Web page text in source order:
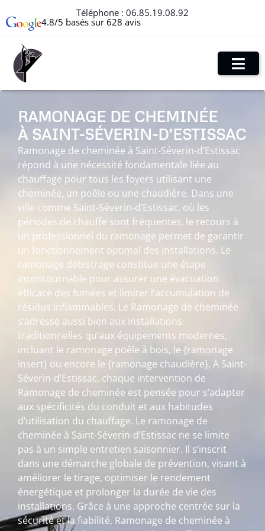
Téléphone : 06.85.19.08.92
4.8/5 basés sur 628 avis
RAMONAGE DE CHEMINÉE
À SAINT-SÉVERIN-D’ESTISSAC
Ramonage de cheminée à Saint-Séverin-d’Estissac
répond à une nécessité fondamentale liée au
chauffage pour tous les foyers utilisant une
cheminée, un poêle ou une chaudière. Dans une
ville comme Saint-Séverin-d’Estissac, où les
périodes de chauffe sont fréquentes, le recours à
un professionnel du ramonage permet de garantir
un fonctionnement optimal des installations. Le
ramonage débistrage constitue une étape
incontournable pour assurer une évacuation
efficace des fumées et limiter l’accumulation de
résidus inflammables. Le Ramonage de cheminée
s’adresse aussi bien aux installations
traditionnelles qu’aux équipements modernes,
incluant le ramonage poêle à bois, le {ramonage
insert} ou encore le {ramonage chaudière}. A Saint-
Séverin-d’Estissac, chaque intervention de
Ramonage de cheminée est pensée pour s’adapter
aux spécificités du conduit et aux habitudes
d’utilisation du chauffage. Le ramonage de
cheminée à Saint-Séverin-d’Estissac ne se limite
pas à un simple entretien saisonnier. Il s’inscrit
dans une démarche globale de prévention, visant à
améliorer le tirage, optimiser le rendement
énergétique et prolonger la durée de vie des
installations. Grâce à une approche centrée sur la
sécurité et la fiabilité, Ramonage de cheminée à